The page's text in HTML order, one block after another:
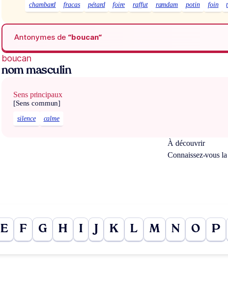
chambard fracas pétard foire raffut ramdam potin foin
Antonymes de “boucan“
boucan
nom masculin
Sens principaux
[Sens commun]
silence calme
À découvrir
Connaissez-vous
E F G H I J K L M N O P